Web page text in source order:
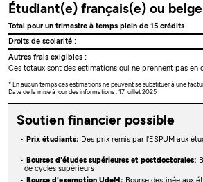
Étudiant(e) français(e) ou
Total pour un trimestre à temps plein de 15 crédits
Droits de scolarité :
Autres frais exigibles :
Ces totaux sont des estimations qui ne prennent pas en
* En aucun temps ces estimations ne peuvent se substituer à une
Date de la mise à jour des informations : 17 juillet 2025
Soutien financier possible
Prix étudiants: Des prix remis par l'ESPUM aux
Bourses d'études supérieures et postdoctorales:
de cycles supérieurs